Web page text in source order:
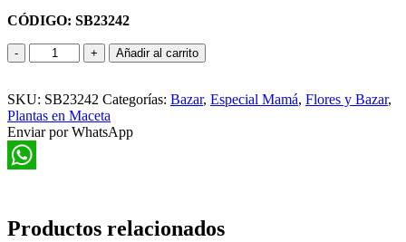
CÓDIGO: SB23242
Canasta
de
con
Flores
cantidad
Añadir al carrito
SKU: SB23242 Categorías: Bazar, Especial Mamá, Flores y Bazar,
Plantas en Maceta
Enviar por WhatsApp
Productos relacionados